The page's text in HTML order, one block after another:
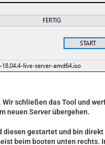
schließen das Tool und
neuen Server übergehen.
gestartet und bin
beim booten unten rechts.